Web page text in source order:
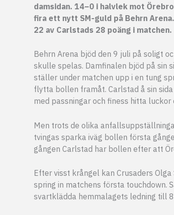
damsidan. 14–0 i halvlek mot
fira ett nytt SM-guld på Behrn
22 av Carlstads 28 poäng i matchen.
Behrn Arena bjöd den 9 juli på soligt
skulle spelas. Damfinalen bjöd på sin
ställer under matchen upp i en tung
flytta bollen framåt. Carlstad å sin
med passningar och finess hitta
Men trots de olika
tvingas sparka iväg bollen första
gången Carlstad har bollen efter att
Efter visst krångel kan Crusaders
spring in matchens första touchdown.
svartklädda hemmalagets ledning till